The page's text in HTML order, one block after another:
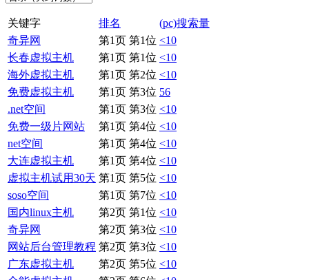
关键字 排名
(pc)搜索量
奇异网
第1页 第1位 <10
长春虚拟主机
第1页 第1位 <10
海外虚拟主机
第1页 第2位 <10
免费虚拟主机
第1页 第3位 56
.net空间
第1页 第3位 <10
免费一级片网站
第1页 第4位 <10
net空间
第1页 第4位 <10
大连虚拟主机
第1页 第4位 <10
虚拟主机试用30天 第1页 第5位 <10
soso空间
第1页 第7位 <10
国内linux主机
第2页 第1位 <10
奇异网
第2页 第3位 <10
网站后台管理教程 第2页 第3位 <10
广东虚拟主机
第2页 第5位 <10